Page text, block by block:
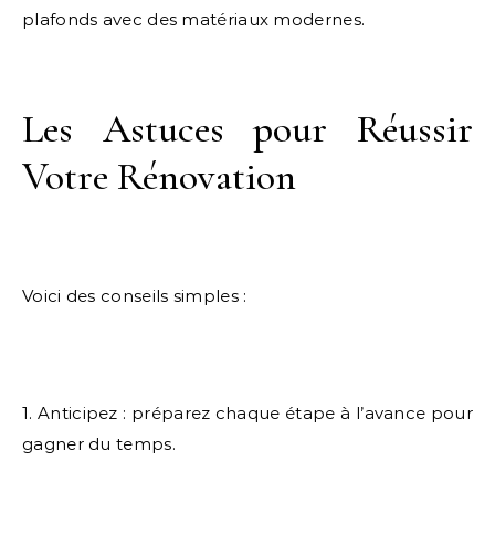
plafonds avec des matériaux modernes.
Les Astuces pour Réussir
Votre Rénovation
Voici des conseils simples :
1. Anticipez : préparez chaque étape à l’avance pour
gagner du temps.